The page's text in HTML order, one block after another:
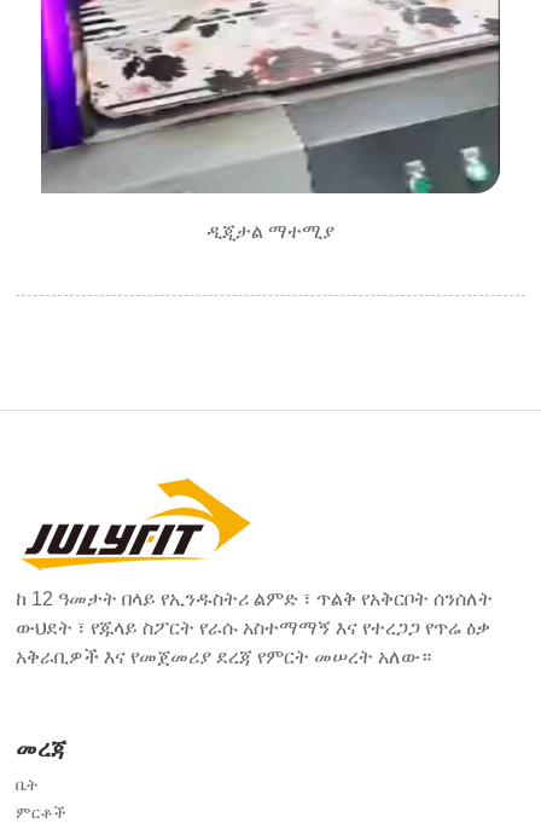
ዲጂታል ማተሚያ
ከ 12 ዓመታት በላይ የኢንዱስትሪ ልምድ ፣ ጥልቅ የአቅርቦት ሰንሰለት
ውህደት ፣ የጁላይ ስፖርት የራሱ አስተማማኝ እና የተረጋጋ የጥሬ ዕቃ
አቅራቢዎች እና የመጀመሪያ ደረጃ የምርት መሠረት አለው።
መረጃ
ቤት
ምርቶች